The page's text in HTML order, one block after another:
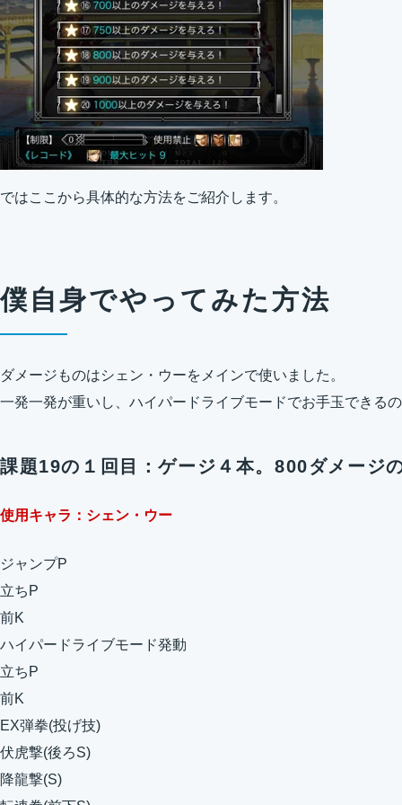
ではここから具体的な方法をご紹介します。
僕自身でやってみた方法
ダメージものはシェン・ウーをメインで使いました。
一発一発が重いし、ハイパードライブモードでお手玉できる
課題19の１回目：ゲージ４本。800ダメージ
使用キャラ：シェン・ウー
ジャンプP
立ちP
前K
ハイパードライブモード発動
立ちP
前K
EX弾拳(投げ技)
伏虎撃(後ろS)
降龍撃(S)